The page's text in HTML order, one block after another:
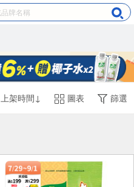
上架時間↓ 圖表 篩選